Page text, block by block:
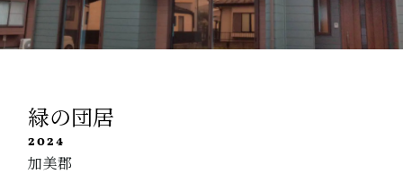
緑の団居
2024
加美郡